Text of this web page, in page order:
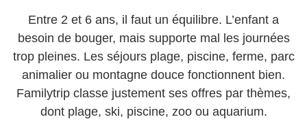
Entre 2 et 6 ans, il faut un équilibre. L’enfant a
besoin de bouger, mais supporte mal les journées
trop pleines. Les séjours plage, piscine, ferme, parc
animalier ou montagne douce fonctionnent bien.
Familytrip classe justement ses offres par thèmes,
dont plage, ski, piscine, zoo ou aquarium.